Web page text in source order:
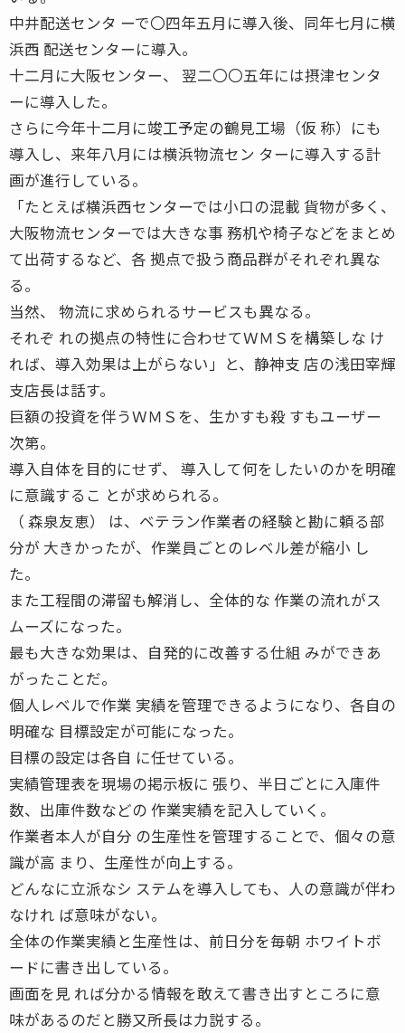
中井配送センタ ーで〇四年五月に導入後、同年七月に横
浜西 配送センターに導入。
十二月に大阪センター、 翌二〇〇五年には摂津センタ
ーに導入した。
さらに今年十二月に竣工予定の鶴見工場（仮 称）にも
導入し、来年八月には横浜物流セン ターに導入する計
画が進行している。
「たとえば横浜西センターでは小口の混載 貨物が多く、
大阪物流センターでは大きな事 務机や椅子などをまとめ
て出荷するなど、各 拠点で扱う商品群がそれぞれ異な
る。
当然、 物流に求められるサービスも異なる。
それぞ れの拠点の特性に合わせてＷＭＳを構築しな け
れば、導入効果は上がらない」と、静神支 店の浅田宰輝
支店長は話す。
巨額の投資を伴うＷＭＳを、生かすも殺 すもユーザー
次第。
導入自体を目的にせず、 導入して何をしたいのかを明確
に意識するこ とが求められる。
（ 森泉友恵） は、ベテラン作業者の経験と勘に頼る部
分が 大きかったが、作業員ごとのレベル差が縮小 し
た。
また工程間の滞留も解消し、全体的な 作業の流れがス
ムーズになった。
最も大きな効果は、自発的に改善する仕組 みができあ
がったことだ。
個人レベルで作業 実績を管理できるようになり、各自の
明確な 目標設定が可能になった。
目標の設定は各自 に任せている。
実績管理表を現場の掲示板に 張り、半日ごとに入庫件
数、出庫件数などの 作業実績を記入していく。
作業者本人が自分 の生産性を管理することで、個々の意
識が高 まり、生産性が向上する。
どんなに立派なシ ステムを導入しても、人の意識が伴わ
なけれ ば意味がない。
全体の作業実績と生産性は、前日分を毎朝 ホワイトボ
ードに書き出している。
画面を見 れば分かる情報を敢えて書き出すところに意
味があるのだと勝又所長は力説する。